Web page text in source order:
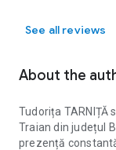
See all reviews
About the
Tudorița TARNIȚĂ
Traian din județul
prezență